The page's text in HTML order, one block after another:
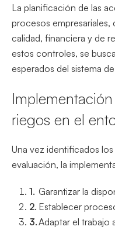
La planificación de las
procesos
calidad, financiera y de
estos controles, se
esperados del sistema
riegos en el
Una vez identificados
evaluación, la
Garantizar la
Establecer
Adaptar el trabajo